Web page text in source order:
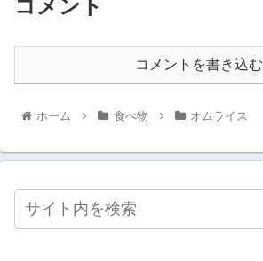
コメント
コメントを書き込む
ホーム 食べ物 オムライス